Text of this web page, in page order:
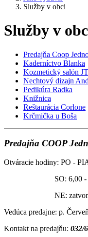
Služby v obci
Služby v
Predajňa Coop
Kaderníctvo Blanka
Kozmetický salón JT
Nechtový dizajn
Pedikúra Radka
Knižnica
Reštaurácia Corlone
Krčmička u Boša
Predajňa COOP
Otváracie hodiny: PO -
SO: 6,00 -
NE:
Vedúca predajne: p.
Kontakt na predajňu: 032/